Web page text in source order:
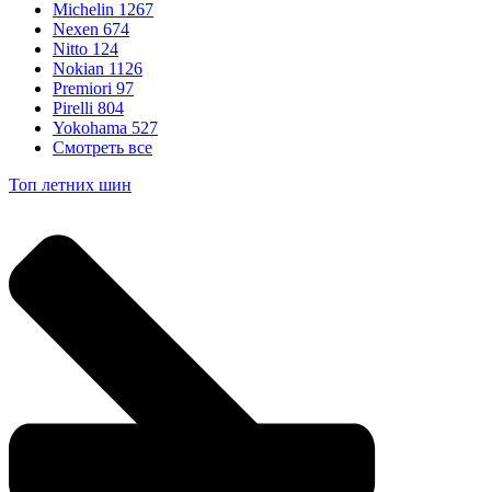
Michelin 1267
Nexen 674
Nitto 124
Nokian 1126
Premiori 97
Pirelli 804
Yokohama 527
Смотреть все
Топ летних шин